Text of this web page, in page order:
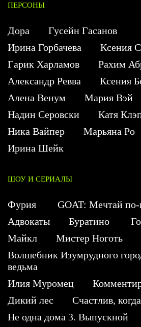
ПЕРСОНЫ
Дора
Гусейн Гасанов
Ирина Горбачева
Ксения
Гарик Харламов
Рахим
Александр Ревва
Ксения
Алена Венум
Мария Вэй
Надин Серовски
Катя
Ника Вайпер
Марьяна Ро
Ирина Шейк
ШОУ И СЕРИАЛЫ
Фурия
GOAT: Мечтай
Адвокаты
Буратино
Майкл
Мистер Ноготь
Волшебник Изумрудного
ведьма
Илия Муромец
Дикий лес
Счастлив,
Не одна дома 3. Выпускной